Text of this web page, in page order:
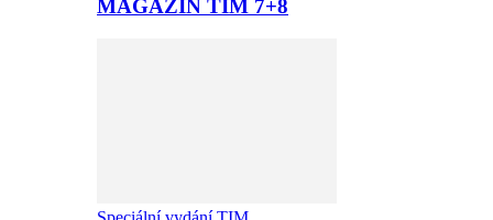
MAGAZÍN TIM 7+8